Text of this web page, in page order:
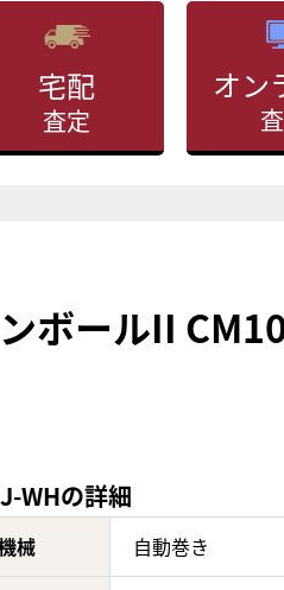
宅配
査定
オン
ボールII
WHの詳細
械 自動巻き